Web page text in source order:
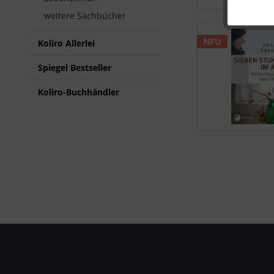
weitere Sachbücher
Koliro Allerlei
Spiegel Bestseller
Koliro-Buchhändler
NEU